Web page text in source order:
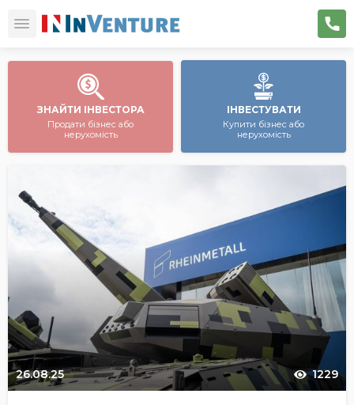
ЗНАЙТИ ІНВЕСТОРА
Продати бізнес або
нерухомість
ІНВЕСТУВАТИ
Купити бізнес або
нерухомість
26.08.25 1229